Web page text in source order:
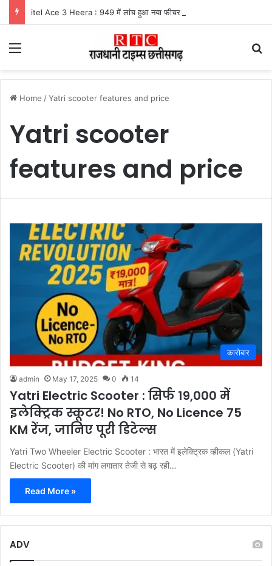
Menu
Home /Yatri scooter features and price
Yatri scooter
features and price
कारोबार
admin May 17, 2025 0 14
Yatri Electric Scooter : सिर्फ 19,000 में
इलेक्ट्रिक स्कूटर! No RTO, No Licence 75
KM रेंज, जानिए पूरी डिटेल्स
Yatri Two Wheeler Electric Scooter : भारत में इलेक्ट्रिक व्हीकल (Yatri
Electric Scooter) की मांग लगातार तेजी से बढ़ रही…
Read More »
ADV